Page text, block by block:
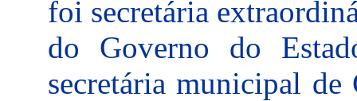
foi secretária
do Governo do
secretária municipal